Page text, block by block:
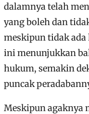
dalamnya telah
yang boleh dan
meskipun tidak
ini menunjukkan
hukum, semakin
puncak
Meskipun agaknya